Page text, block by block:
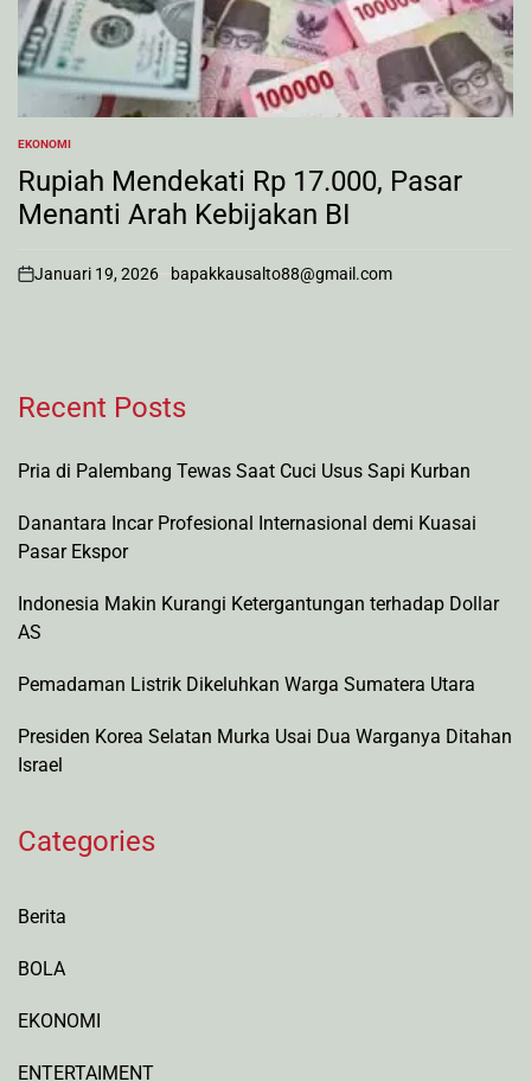
POSTED
IN
EKONOMI
Rupiah Mendekati Rp 17.000, Pasar
Menanti Arah Kebijakan BI
on
Januari 19, 2026 bapakkausalto88@gmail.com
Recent Posts
Pria di Palembang Tewas Saat Cuci Usus Sapi Kurban
Danantara Incar Profesional Internasional demi Kuasai
Pasar Ekspor
Indonesia Makin Kurangi Ketergantungan terhadap Dollar
AS
Pemadaman Listrik Dikeluhkan Warga Sumatera Utara
Presiden Korea Selatan Murka Usai Dua Warganya Ditahan
Israel
Categories
Berita
BOLA
EKONOMI
ENTERTAIMENT